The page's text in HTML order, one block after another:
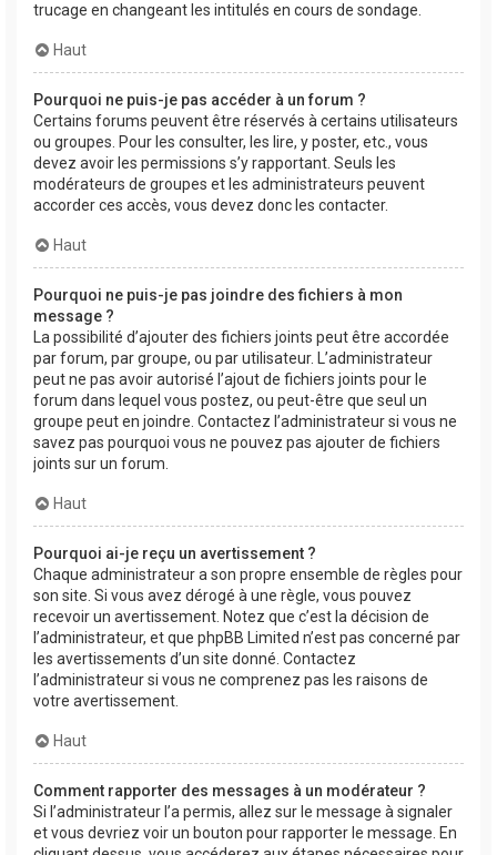
trucage en changeant les intitulés en cours de sondage.
Haut
Pourquoi ne puis-je pas accéder à un forum ?
Certains forums peuvent être réservés à certains utilisateurs
ou groupes. Pour les consulter, les lire, y poster, etc., vous
devez avoir les permissions s’y rapportant. Seuls les
modérateurs de groupes et les administrateurs peuvent
accorder ces accès, vous devez donc les contacter.
Haut
Pourquoi ne puis-je pas joindre des fichiers à mon
message ?
La possibilité d’ajouter des fichiers joints peut être accordée
par forum, par groupe, ou par utilisateur. L’administrateur
peut ne pas avoir autorisé l’ajout de fichiers joints pour le
forum dans lequel vous postez, ou peut-être que seul un
groupe peut en joindre. Contactez l’administrateur si vous ne
savez pas pourquoi vous ne pouvez pas ajouter de fichiers
joints sur un forum.
Haut
Pourquoi ai-je reçu un avertissement ?
Chaque administrateur a son propre ensemble de règles pour
son site. Si vous avez dérogé à une règle, vous pouvez
recevoir un avertissement. Notez que c’est la décision de
l’administrateur, et que phpBB Limited n’est pas concerné par
les avertissements d’un site donné. Contactez
l’administrateur si vous ne comprenez pas les raisons de
votre avertissement.
Haut
Comment rapporter des messages à un modérateur ?
Si l’administrateur l’a permis, allez sur le message à signaler
et vous devriez voir un bouton pour rapporter le message. En